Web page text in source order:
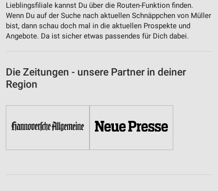
Lieblingsfiliale kannst Du über die Routen-Funktion finden.
Wenn Du auf der Suche nach aktuellen Schnäppchen von Müller
bist, dann schau doch mal in die aktuellen Prospekte und
Angebote. Da ist sicher etwas passendes für Dich dabei.
Die Zeitungen - unsere Partner in deiner
Region